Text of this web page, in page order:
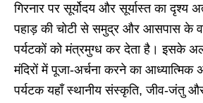
गिरनार पर सूर्योदय और सूर्यास्त का दृश्य
पहाड़ की चोटी से समुद्र और आसपास के
पर्यटकों को मंत्रमुग्ध कर देता है। इसके
मंदिरों में पूजा-अर्चना करने का आध्यात्मिक
पर्यटक यहाँ स्थानीय संस्कृति, जीव-जंतु